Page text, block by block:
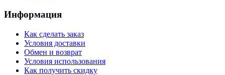
Информация
Как сделать заказ
Условия доставки
Обмен и возврат
Условия использования
Как получить скидку